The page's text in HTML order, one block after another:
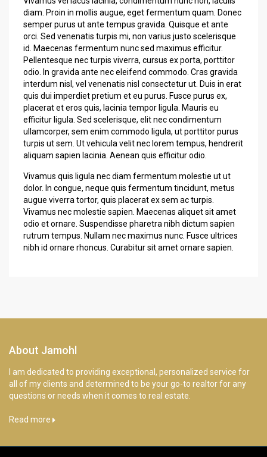
diam. Proin in mollis augue, eget fermentum quam. Donec
semper purus ut ante tempus gravida. Quisque et ante
orci. Sed venenatis turpis mi, non varius justo scelerisque
id. Maecenas fermentum nunc sed maximus efficitur.
Pellentesque nec turpis viverra, cursus ex porta, porttitor
odio. In gravida ante nec eleifend commodo. Cras gravida
interdum nisl, vel venenatis nisl consectetur ut. Duis in erat
quis dui imperdiet pretium et eu purus. Fusce purus ex,
placerat et eros quis, lacinia tempor ligula. Mauris eu
efficitur ligula. Sed scelerisque, elit nec condimentum
ullamcorper, sem enim commodo ligula, ut porttitor purus
turpis ut sem. Ut vehicula velit nec lorem tempus, hendrerit
aliquam sapien lacinia. Aenean quis efficitur odio.
Vivamus quis ligula nec diam fermentum molestie ut ut
dolor. In congue, neque quis fermentum tincidunt, metus
augue viverra tortor, quis placerat ex sem ac turpis.
Vivamus nec molestie sapien. Maecenas aliquet sit amet
odio et ornare. Suspendisse pharetra nibh dictum sapien
rutrum tempus. Nullam nec maximus nunc. Fusce ultrices
nibh id ornare rhoncus. Curabitur sit amet ornare sapien.
About Jamohl
I am dedicated to providing exceptional, personalized service for
all of my clients and determined to be your go-to realtor for any
questions or needs when it comes to real estate.
Read more